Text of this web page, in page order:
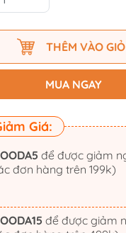
THÊM VÀO GIỎ
MUA NGAY
Giá:
đơn hàng trên 199k)